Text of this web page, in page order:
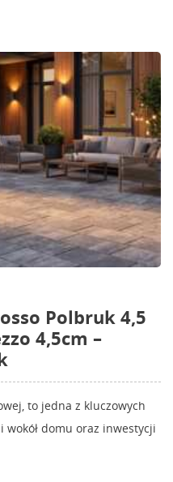
Polbruk 4,5
4,5cm –
to jedna z kluczowych
domu oraz inwestycji